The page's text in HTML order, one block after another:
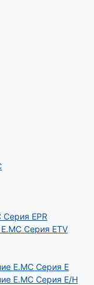
EPR
Серия ETV
E.MC Серия E
E.MC Серия E/H